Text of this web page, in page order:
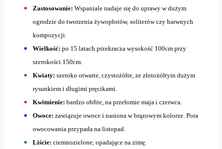
Zastosowanie: Wspaniale nadaje się do uprawy w dużym
ogrodzie do tworzenia żywopłotów, soliterów czy barwnych
kompozycji.
Wielkość: po 15 latach przekracza wysokość 100cm przy
szerokości 150cm.
Kwiaty: szeroko otwarte, czystożółte, ze złotożółtym dużym
rysunkiem i długimi pręcikami.
Kwitnienie: bardzo obfite, na przełomie maja i czerwca.
Owoce: zawiązuje owoce i nasiona w brązowym kolorze. Pora
owocowania przypada na listopad.
Liście: ciemnozielone, opadające na zimę.